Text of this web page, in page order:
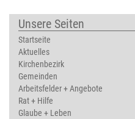
Unsere Seiten
Startseite
Aktuelles
Kirchenbezirk
Gemeinden
Arbeitsfelder + Angebote
Rat + Hilfe
Glaube + Leben